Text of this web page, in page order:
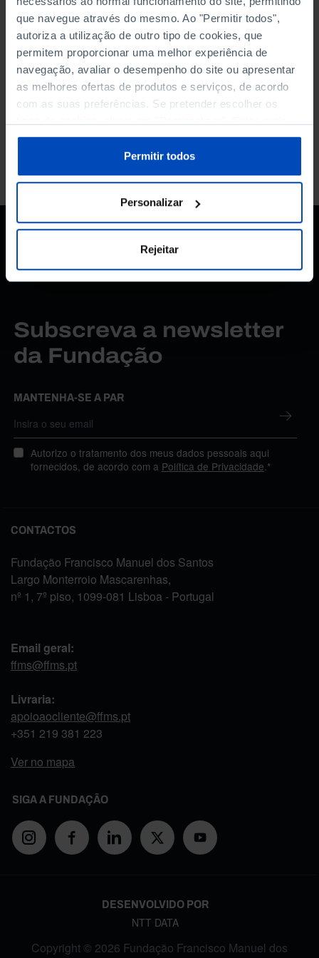
que navegue através do mesmo. Ao "Permitir todos",
autoriza a utilização de outro tipo de cookies, que
permitem proporcionar uma melhor experiência de
navegação, avaliar o desempenho do site ou apresentar
as melhores ofertas de produtos e serviços, de acordo
com as suas preferências. Se pretender escolher os
sobre cookies através da gestão de preferências ou da
Política de Cookies.
Permitir todos
Personalizar
Rejeitar
Voltar à pesquisa
Subscreva a newsletter
da Fundação
MANTENHA-SE A PAR
Autorizo o tratamento dos meus dados pessoais aqui
fornecidos, de acordo com a Política de Privacidade .*
CONTACTOS
Fundação Francisco Manuel dos Santos
Largo Monterroio Mascarenhas,
nº 1, 7º piso, 1099-081 Lisboa - Portugal
Email geral:
ffms@ffms.pt
Livraria:
apoioaocliente@ffms.pt
+351 219 381 223
Ver no mapa
SIGA A FUNDAÇÃO
DESENVOLVIDO POR
NTT DATA
Copyright © 2026 Fundação Francisco Manuel dos